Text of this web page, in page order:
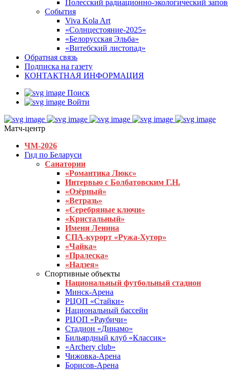
Полесский радиационно-экологический
События
Viva Kola Art
«Солнцестояние-2025»
«Белорусская Эльба»
«Витебский листопад»
Обратная связь
Подписка на газету
КОНТАКТНАЯ ИНФОРМАЦИЯ
Поиск
Войти
Матч-центр
ЧМ-2026
Гид по Беларуси
Санатории
«Романтика Люкс»
Интервью с Болбатовским Г.Н.
«Озёрный»
«Ветразь»
«Серебряные ключи»
«Кристальный»
Имени Ленина
СПА-курорт «Ружа-Хутор»
«Чайка»
«Пралеска»
«Надзея»
Спортивные объекты
Национальный футбольный стадион
Минск-Арена
РЦОП «Стайки»
Национальный бассейн
РЦОП «Раубичи»
Стадион «Динамо»
Бильярдный клуб «Классик»
«Archery club»
Чижовка-Арена
Борисов-Арена